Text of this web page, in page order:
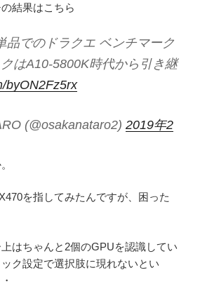
結果はこちら
品でのドラクエ ベンチマーク
はA10-5800K時代から引き継
byON2Fz5rx
(@osakanataro2) 2019年2
を指してみたんですが、困った
はちゃんと2個のGPUを認識してい
ク設定で選択肢に現れないとい